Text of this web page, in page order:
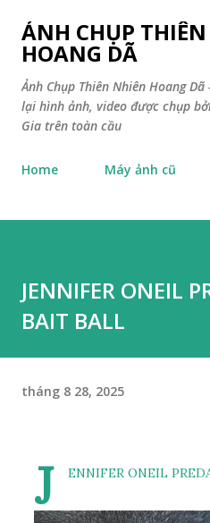
Chuyển đến
ẢNH CHỤP
HOANG DÃ
Ảnh Chụp Thiên Nhiên Hoang
lại hình ảnh, video được chụp
Gia trên toàn cầu
Home Máy ảnh cũ
JENNIFER ONEIL
BAIT BALL
tháng 8 28, 2025
J ENNIFER ONEIL